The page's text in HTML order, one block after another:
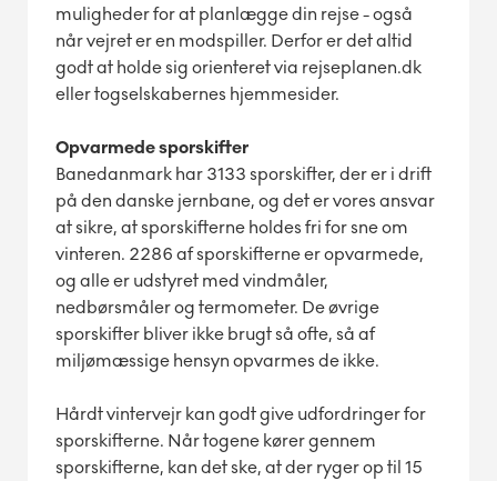
muligheder for at planlægge din rejse - også
når vejret er en modspiller. Derfor er det altid
godt at holde sig orienteret via rejseplanen.dk
eller togselskabernes hjemmesider.
Opvarmede sporskifter
Banedanmark har 3133 sporskifter, der er i drift
på den danske jernbane, og det er vores ansvar
at sikre, at sporskifterne holdes fri for sne om
vinteren. 2286 af sporskifterne er opvarmede,
og alle er udstyret med vindmåler,
nedbørsmåler og termometer. De øvrige
sporskifter bliver ikke brugt så ofte, så af
miljømæssige hensyn opvarmes de ikke.
Hårdt vintervejr kan godt give udfordringer for
sporskifterne. Når togene kører gennem
sporskifterne, kan det ske, at der ryger op til 15